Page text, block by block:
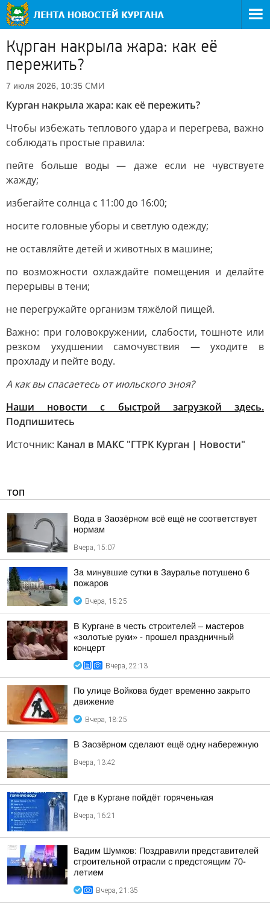
Курган накрыла жара: как её
пережить?
7 июля 2026, 10:35 СМИ
Курган накрыла жара: как её пережить?
Чтобы избежать теплового удара и перегрева, важно
соблюдать простые правила:
пейте больше воды — даже если не чувствуете
жажду;
избегайте солнца с 11:00 до 16:00;
носите головные уборы и светлую одежду;
не оставляйте детей и животных в машине;
по возможности охлаждайте помещения и делайте
перерывы в тени;
не перегружайте организм тяжёлой пищей.
Важно: при головокружении, слабости, тошноте или
резком ухудшении самочувствия — уходите в
прохладу и пейте воду.
А как вы спасаетесь от июльского зноя?
Наши новости с быстрой загрузкой здесь.
Подпишитесь
Источник: Канал в МАКС "ГТРК Курган | Новости"
ТОП
Вода в Заозёрном всё ещё не соответствует
нормам
Вчера, 15:07
За минувшие сутки в Зауралье потушено 6
пожаров
Вчера, 15:25
В Кургане в честь строителей – мастеров
«золотые руки» - прошел праздничный
концерт
Вчера, 22:13
По улице Войкова будет временно закрыто
движение
Вчера, 18:25
В Заозёрном сделают ещё одну набережную
Вчера, 13:42
Где в Кургане пойдёт горяченькая
Вчера, 16:21
Вадим Шумков: Поздравили представителей
строительной отрасли с предстоящим 70-
летием
Вчера, 21:35